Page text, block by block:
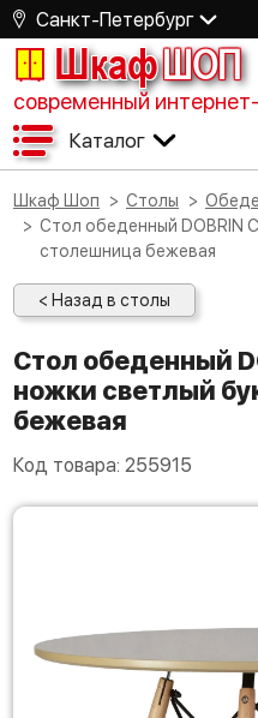
Санкт-Петербург
ШкафШОП
современный
Каталог
Шкаф Шоп Столы
Стол обеденный DOBRIN CHELSEA`80, ножки светлый бук,
столешница бежевая
< Назад в столы
Стол обеденный DOBRIN CHELSEA`80,
ножки светлый
бежевая
Код товара: 255915